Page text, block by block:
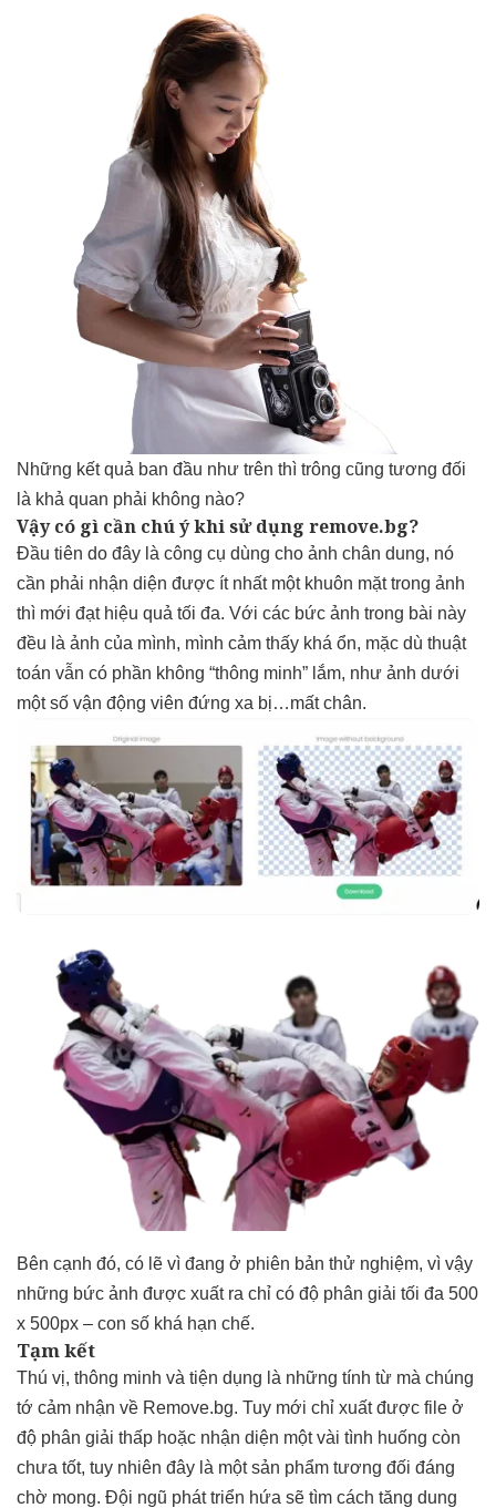
Những kết quả ban đầu như trên thì trông cũng tương đối
là khả quan phải không nào?
Vậy có gì cần chú ý khi sử dụng remove.bg?
Đầu tiên do đây là công cụ dùng cho ảnh chân dung, nó
cần phải nhận diện được ít nhất một khuôn mặt trong ảnh
thì mới đạt hiệu quả tối đa. Với các bức ảnh trong bài này
đều là ảnh của mình, mình cảm thấy khá ổn, mặc dù thuật
toán vẫn có phần không “thông minh” lắm, như ảnh dưới
một số vận động viên đứng xa bị…mất chân.
Bên cạnh đó, có lẽ vì đang ở phiên bản thử nghiệm, vì vậy
những bức ảnh được xuất ra chỉ có độ phân giải tối đa 500
x 500px – con số khá hạn chế.
Tạm kết
Thú vị, thông minh và tiện dụng là những tính từ mà chúng
tớ cảm nhận về Remove.bg. Tuy mới chỉ xuất được file ở
độ phân giải thấp hoặc nhận diện một vài tình huống còn
chưa tốt, tuy nhiên đây là một sản phẩm tương đối đáng
chờ mong. Đội ngũ phát triển hứa sẽ tìm cách tăng dung